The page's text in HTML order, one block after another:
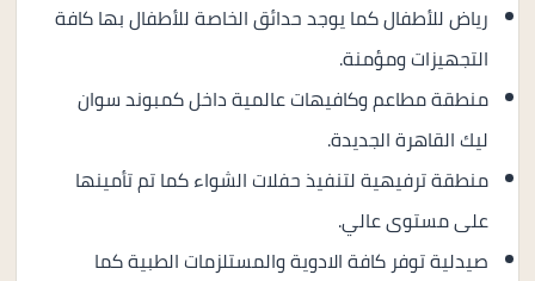
رياض للأطفال كما يوجد حدائق الخاصة للأطفال بها كافة
التجهيزات ومؤمنة.
منطقة مطاعم وكافيهات عالمية داخل كمبوند سوان
ليك القاهرة الجديدة.
منطقة ترفيهية لتنفيذ حفلات الشواء كما تم تأمينها
على مستوى عالي.
صيدلية توفر كافة الادوية والمستلزمات الطبية كما